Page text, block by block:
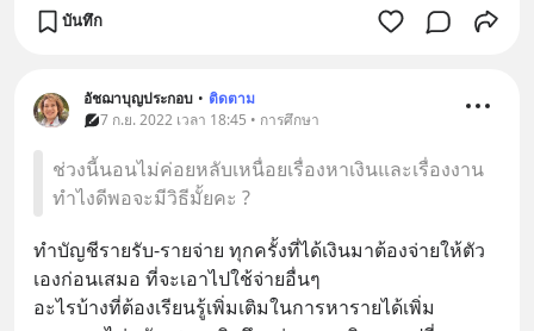
บันทึก
อัชฌาบุญประกอบ • ติดตาม
7 ก.ย. 2022 เวลา 18:45 • การศึกษา
ช่วงนี้นอนไม่ค่อยหลับเหนื่อยเรื่องหาเงินและเรื่องงาน
ทำไงดีพอจะมีวิธีมั้ยคะ ?
ทำบัญชีรายรับ-รายจ่าย ทุกครั้งที่ได้เงินมาต้องจ่ายให้ตัว
เองก่อนเสมอ ที่จะเอาไปใช้จ่ายอื่นๆ
อะไรบ้างที่ต้องเรียนรู้เพิ่มเติมในการหารายได้เพิ่ม